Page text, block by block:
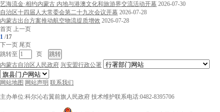
艺海流金·相约内蒙古 内地与港澳文化和旅游界交流活动开幕 2026-07-30
自治区十四届人大常委会第二十九次会议开幕 2026-07-28
内蒙古出台方案推动航空物流提质增效 2026-07-28
首页 上一页
1 /17
下一页 尾页
跳转至
页
内蒙古自治区人民政府 兴安盟行政公署
网站地图 网站声明 联系我们
主办单位:科尔沁右翼前旗人民政府 技术维护联系电话:0482-8395706